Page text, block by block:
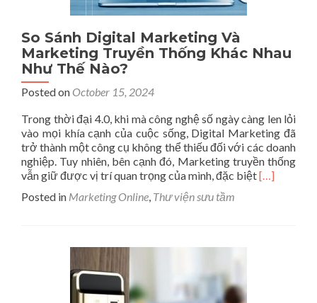
So Sánh Digital Marketing Và
Marketing Truyền Thống Khác Nhau
Như Thế Nào?
Posted on October 15, 2024
Trong thời đại 4.0, khi mà công nghệ số ngày càng len lỏi
vào mọi khía cạnh của cuộc sống, Digital Marketing đã
trở thành một công cụ không thể thiếu đối với các doanh
nghiệp. Tuy nhiên, bên cạnh đó, Marketing truyền thống
vẫn giữ được vị trí quan trọng của mình, đặc biệtRead
[…]
Posted in Marketing Online, Thư viện sưu tầm